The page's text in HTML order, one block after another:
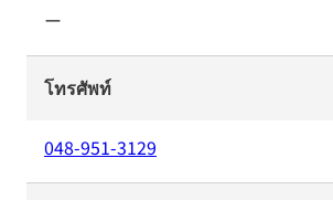
ー
โทรศัพท์
048-951-3129